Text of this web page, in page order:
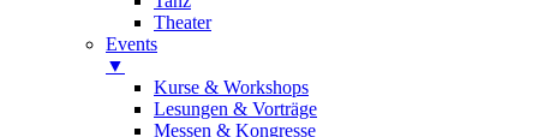
Theater
Events
▼
Kurse & Workshops
Lesungen & Vorträge
Messen & Kongresse